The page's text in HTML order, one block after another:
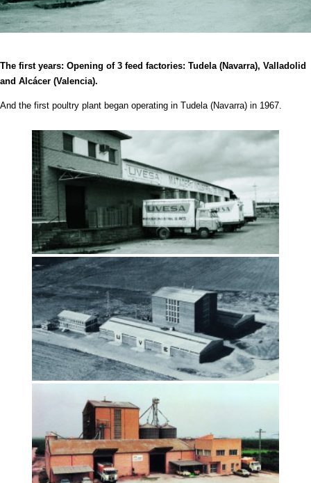
The first years: Opening of 3 feed factories: Tudela (Navarra), Valladolid
and Alcácer (Valencia).
And the first poultry plant began operating in Tudela (Navarra) in 1967.